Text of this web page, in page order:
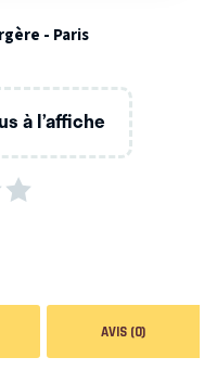
- Paris
à l’affiche
AVIS (0)